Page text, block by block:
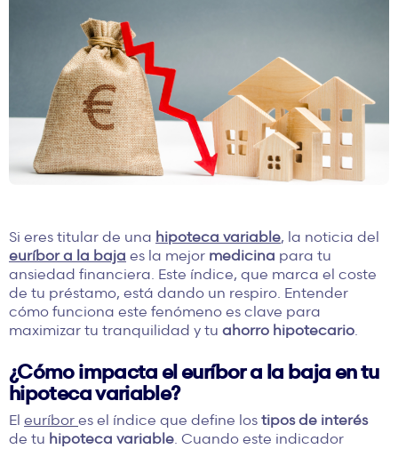
Si eres titular de una hipoteca variable, la noticia del
euríbor a la baja es la mejor medicina para tu
ansiedad financiera. Este índice, que marca el coste
de tu préstamo, está dando un respiro. Entender
cómo funciona este fenómeno es clave para
maximizar tu tranquilidad y tu ahorro hipotecario
¿Cómo impacta el euríbor a la baja en tu
hipoteca variable?
El euríbor es el índice que define los tipos de interés
de tu hipoteca variable . Cuando este indicador